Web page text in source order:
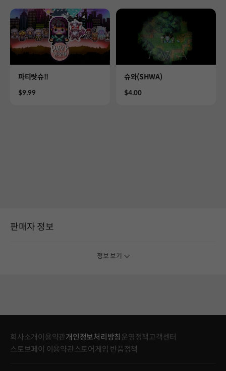
Product
파티랏슈!!
Price
$9.99
Product
슈와(SHWA)
Price
$4.00
판매자 정보
정보 보기
회사소개이용약관개인정보처리방침 운영정책고객센터
스토브페이 이용약관스토어게임 반품정책